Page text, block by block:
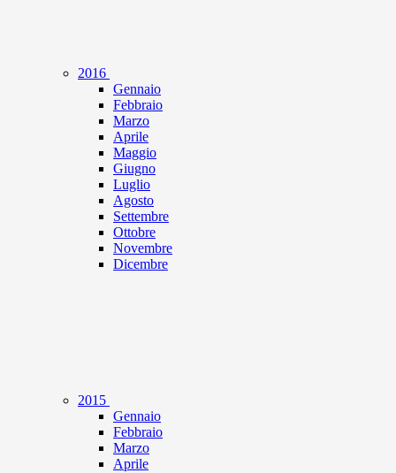
2016
Gennaio
Febbraio
Marzo
Aprile
Maggio
Giugno
Luglio
Agosto
Settembre
Ottobre
Novembre
Dicembre
2015
Gennaio
Febbraio
Marzo
Aprile